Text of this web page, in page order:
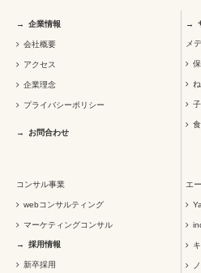
企業情報
会社概要
アクセス
企業理念
プライバシーポリシー
お問合わせ
メ
コンサル事業
webコンサルティング
マーケティングコンサル
エ
採用情報
新卒採用